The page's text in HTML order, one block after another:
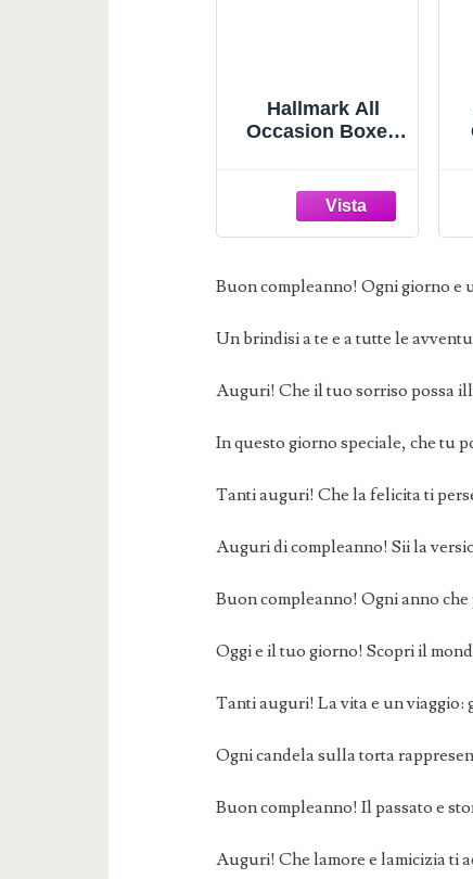
Hallmark All
Occasion Boxed
Cards with Card
Organizer (Pack
Congratulations,
Thinking of You,
Buon compleanno! Ogni giorno e
Un brindisi a te e a tutte le
Auguri! Che il tuo sorriso possa
In questo giorno speciale, che tu
Tanti auguri! Che la felicita ti
Auguri di compleanno! Sii la
Buon compleanno! Ogni anno
Oggi e il tuo giorno! Scopri il
Tanti auguri! La vita e un viaggio:
Ogni candela sulla torta
Buon compleanno! Il passato e
Auguri! Che lamore e lamicizia ti